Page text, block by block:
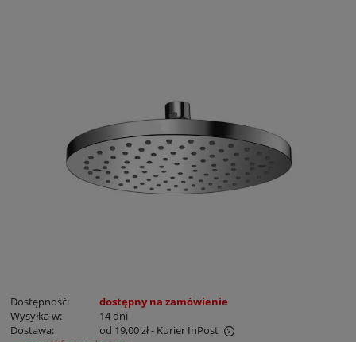
Dostępność:
dostępny na zamówienie
Wysyłka w:
14 dni
Dostawa:
od 19,00 zł- Kurier InPost